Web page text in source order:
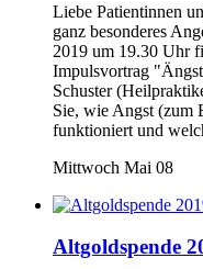
Liebe Patientinnen
ganz besonderes
2019 um 19.30 Uhr
Impulsvortrag
Schuster
Sie, wie Angst (zum
funktioniert und
Mittwoch Mai 08
Altgoldspende